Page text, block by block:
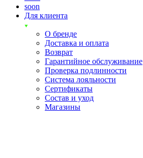
soon
Для клиента
О бренде
Доставка и оплата
Возврат
Гарантийное обслуживание
Проверка подлинности
Система лояльности
Сертификаты
Состав и уход
Магазины